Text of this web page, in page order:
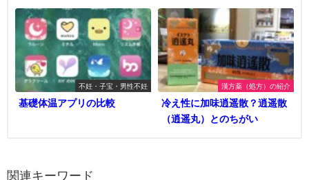
不妊・子宝・男性不妊
基礎体温アプリの比較
漢方薬（処方）の紹介
冷え性に加味逍遥散？逍遥散
（逍遥丸）とのちがい
関連キーワード